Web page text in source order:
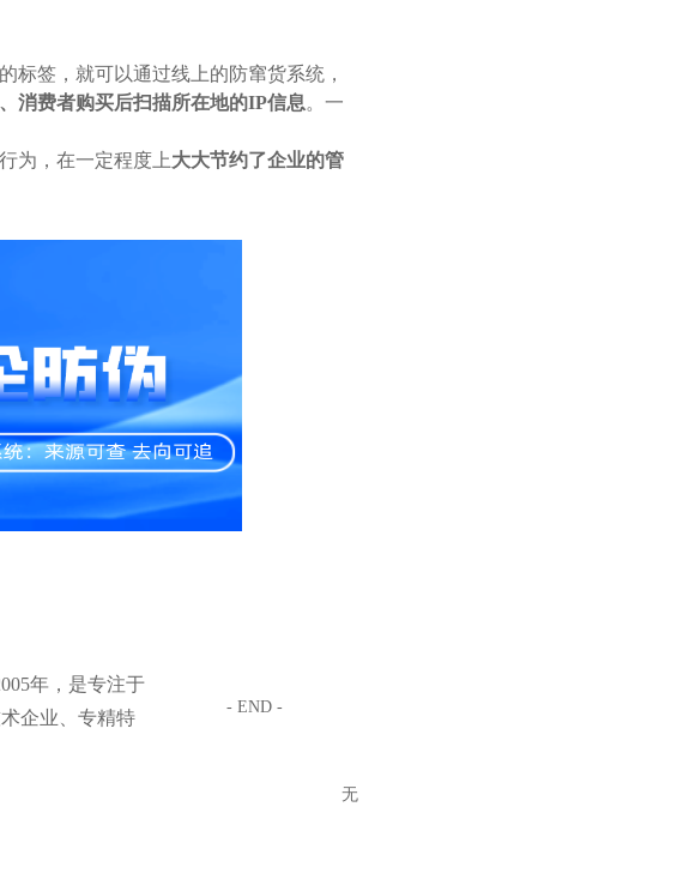
标签，就可以通过线上的防窜货系统，
消费者购买后扫描所在地的IP信息。一
为，在一定程度上大大节约了企业的管
年，是专注于
企业、专精特
- END -
无